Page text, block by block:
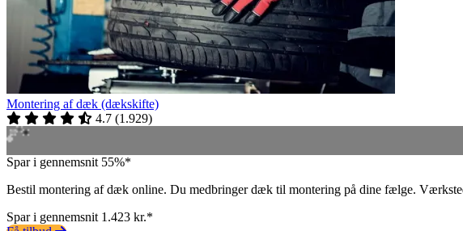
Montering af dæk (dækskifte)
4.7 (1.929)
Spar i gennemsnit 55%*
Bestil montering af dæk online. Du medbringer dæk til montering på dine fælge.
Spar i gennemsnit 1.423 kr.*